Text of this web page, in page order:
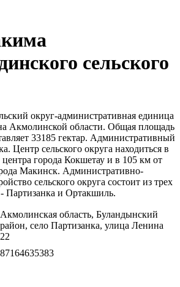
сельского
округ-административная единица
Акмолинской области. Общая площадь
33185 гектар. Административный
Центр сельского округа находиться в
центра города Кокшетау и в 105 км от
Макинск. Административно-
сельского округа состоит из трех
Партизанка и Ортакшиль.
Акмолинская область, Буландынский
район, село Партизанка, улица Ленина
22
87164635383